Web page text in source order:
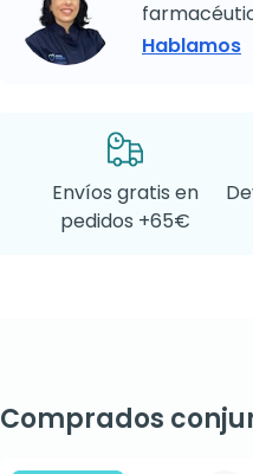
Hablamos
Envíos gratis en
pedidos +65€
Comprados